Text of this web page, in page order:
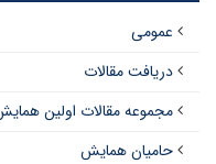
عمومی
دریافت مقالات
مجموعه مقالات اولین
حامیان همایش